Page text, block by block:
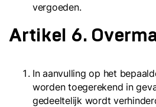
vergoeden.
Artikel 6.
In aanvulling op het
worden toegerekend in
gedeeltelijk wordt